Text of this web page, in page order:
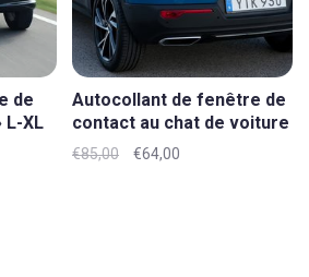
de
L-XL
Autocollant de fenêtre de
contact au chat de voiture
«Originale» L-XL
€85,00 €64,00